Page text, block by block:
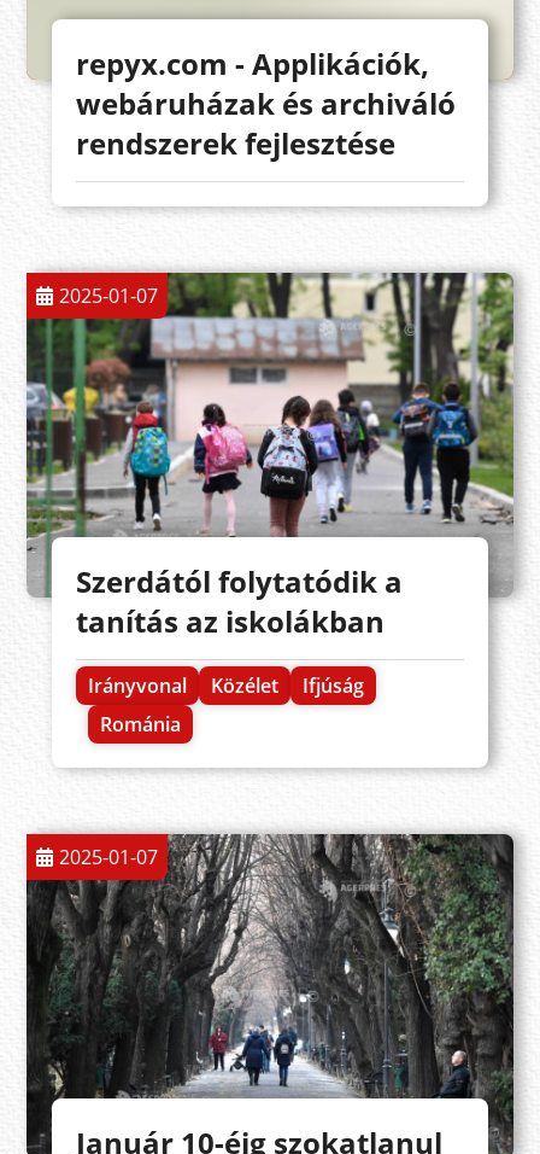
repyx.com - Applikációk,
webáruházak és archiváló
rendszerek fejlesztése
2025-01-07
Szerdától folytatódik a
tanítás az iskolákban
Irányvonal Közélet
Ifjúság
Románia
2025-01-07
Január 10-éig szokatlanul